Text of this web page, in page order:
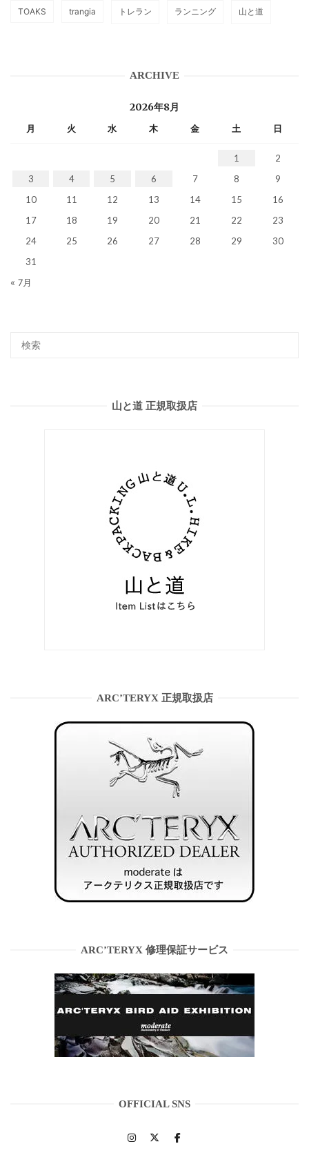
TOAKS trangia トレラン ランニング 山と道
ARCHIVE
2026年8月
月 火 水 木 金 土 日
1
2
3
4 5 6 7 8
9
10
11 12 13 14 15
16
17
18 19 20 21 22
23
24
25 26 27 28 29
30
31
« 7月
山と道 正規取扱店
ARC’TERYX 正規取扱店
ARC’TERYX 修理保証サービス
OFFICIAL SNS